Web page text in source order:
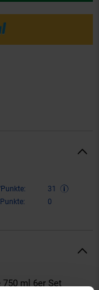
31
0
ml 6er Set